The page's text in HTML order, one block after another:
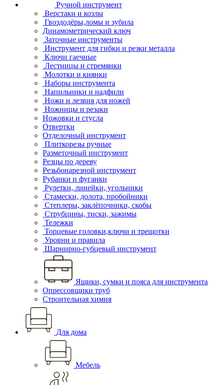
Ручной инструмент
Верстаки и козлы
Гвоздодёры,ломы и зубила
Динамометрический ключ
Заточные инструменты
Инструмент для гибки и резки металла
Ключи гаечные
Лестницы и стремянки
Молотки и киянки
Наборы инструмента
Напильники и надфили
Ножи и лезвия для ножей
Ножницы и резаки
Ножовки и стусла
Отвертки
Отделочный инструмент
Плиткорезы ручные
Разметочный инструмент
Резцы по дереву
Резьбонарезной инструмент
Рубанки и фуганки
Рулетки, линейки, угольники
Стамески, долота, пробойники
Степлеры, заклёпочники, скобы
Струбцины, тиски, зажимы
Тележки
Торцевые головки,ключи и трещотки
Уровни и правила
Шарнирно-губцевый инструмент
Ящики, сумки и пояса для инструмента
Опрессовщики труб
Строительная химия
Для дома
Мебель